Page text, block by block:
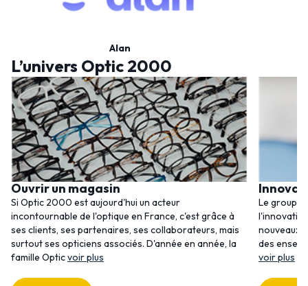
Alan
L’univers Optic 2000
Ouvrir un magasin
Si Optic 2000 est aujourd'hui un acteur
incontournable de l'optique en France, c'est grâce à
ses clients, ses partenaires, ses collaborateurs, mais
surtout ses opticiens associés. D'année en année, la
famille Opticvoir plus
Le
nouveaux
des
voir plus